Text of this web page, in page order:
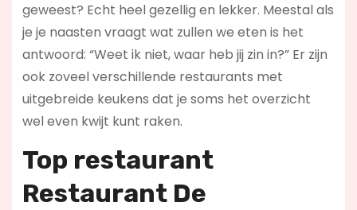
geweest? Echt heel gezellig en lekker. Meestal als
je je naasten vraagt wat zullen we eten is het
antwoord: “Weet ik niet, waar heb jij zin in?” Er zijn
ook zoveel verschillende restaurants met
uitgebreide keukens dat je soms het overzicht
wel even kwijt kunt raken.
Top restaurant
Restaurant De